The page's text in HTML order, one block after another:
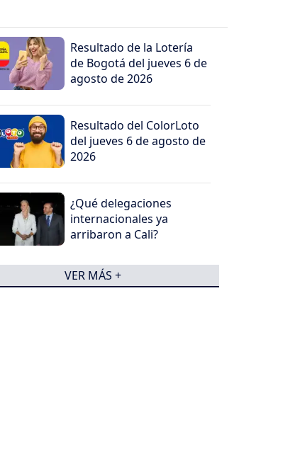
Resultado de la Lotería
de Bogotá del jueves 6 de
agosto de 2026
Resultado del ColorLoto
del jueves 6 de agosto de
2026
¿Qué delegaciones
internacionales ya
arribaron a Cali?
VER MÁS +